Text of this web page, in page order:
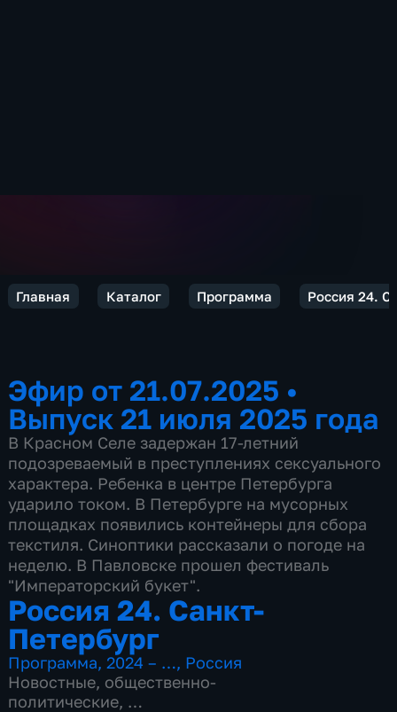
Главная Каталог Программа Россия 24.
Эфир от 21.07.2025 •
Выпуск 21 июля 2025 года
В Красном Селе задержан 17-летний
подозреваемый в преступлениях сексуального
характера. Ребенка в центре Петербурга
ударило током. В Петербурге на мусорных
площадках появились контейнеры для сбора
текстиля. Синоптики рассказали о погоде на
неделю. В Павловске прошел фестиваль
"Императорский букет".
Россия 24. Санкт-
Петербург
Программа,2024 – …, Россия
Новостные, общественно-
политические,